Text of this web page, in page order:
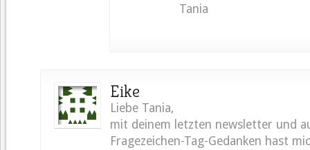
Tania
Eike
Liebe Tania,
mit deinem letzten newsletter und
Fragezeichen-Tag-Gedanken hast